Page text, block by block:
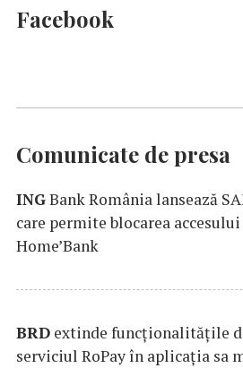
Facebook
Comunicate de presa
INGBank România lansează
care permite blocarea
Home’Bank
BRD extinde funcţionalităţile
serviciul RoPay în aplicaţia sa